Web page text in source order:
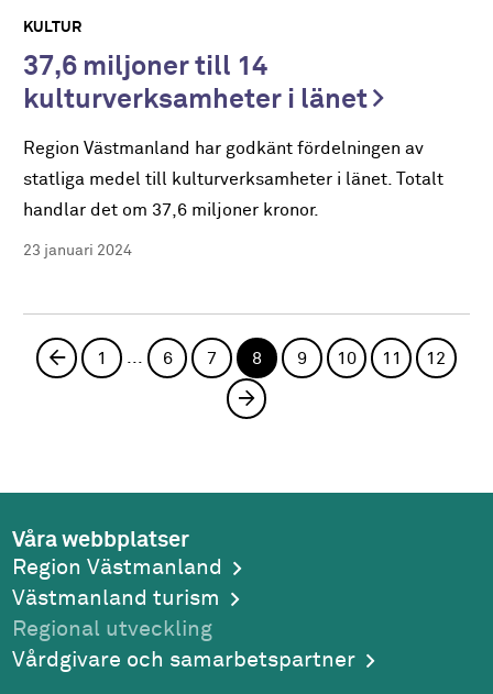
KULTUR
37,6 miljoner till 14
kulturverksamheter i länet
Region Västmanland har godkänt fördelningen av
statliga medel till kulturverksamheter i länet. Totalt
handlar det om 37,6 miljoner kronor.
23 januari 2024
Föregående sida
1 ... 6 7 8 9 10 11 12
Nästa sida
Våra webbplatser
Region Västmanland
Västmanland turism
Regional utveckling
Vårdgivare och samarbetspartner